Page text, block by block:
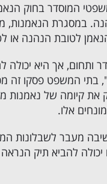
המוסדר בחוק
במסגרת הנאמנות,
לטובת הנהנה או
ותחום, אך היא
המשפט פסקו זה
את קיומה של נאמנות
אלו.
מעבר לשבלונות
להביא תיק